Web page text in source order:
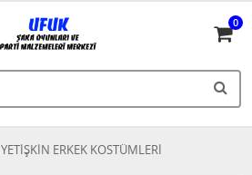
0
YETİŞKİN ERKEK KOSTÜMLERİ